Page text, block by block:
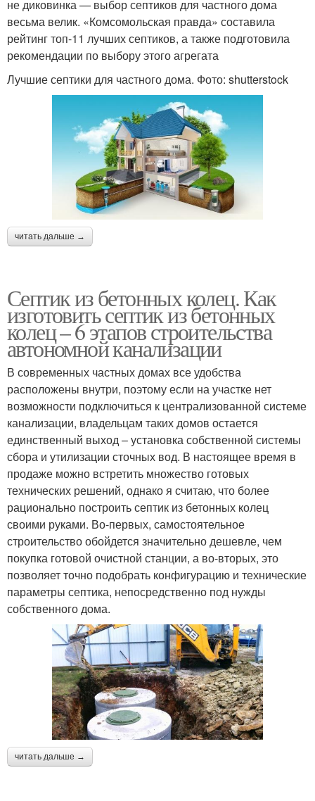
не диковинка — выбор септиков для частного дома
весьма велик. «Комсомольская правда» составила
рейтинг топ-11 лучших септиков, а также подготовила
рекомендации по выбору этого агрегата
Лучшие септики для частного дома. Фото: shutterstock
читать дальше →
Септик из бетонных колец. Как
изготовить септик из бетонных
колец – 6 этапов строительства
автономной канализации
В современных частных домах все удобства
расположены внутри, поэтому если на участке нет
возможности подключиться к централизованной системе
канализации, владельцам таких домов остается
единственный выход – установка собственной системы
сбора и утилизации сточных вод. В настоящее время в
продаже можно встретить множество готовых
технических решений, однако я считаю, что более
рационально построить септик из бетонных колец
своими руками. Во-первых, самостоятельное
строительство обойдется значительно дешевле, чем
покупка готовой очистной станции, а во-вторых, это
позволяет точно подобрать конфигурацию и технические
параметры септика, непосредственно под нужды
собственного дома.
читать дальше →